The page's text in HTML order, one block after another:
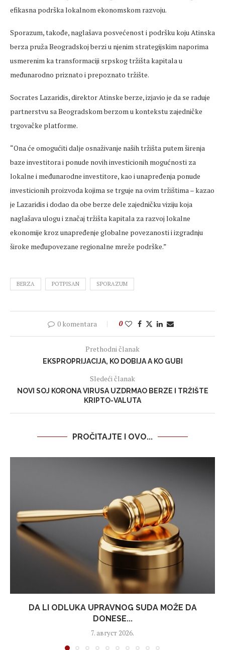
efikasna podrška lokalnom ekonomskom razvoju.
Sporazum, takođe, naglašava posvećenost i podršku koju Atinska
berza pruža Beogradskoj berzi u njenim strategijskim naporima
usmerenim ka transformaciji srpskog tržišta kapitala u
međunarodno priznato i prepoznato tržište.
Socrates Lazaridis, direktor Atinske berze, izjavio je da se raduje
partnerstvu sa Beogradskom berzom u kontekstu zajedničke
trgovačke platforme.
“Ona će omogućiti dalje osnaživanje naših tržišta putem širenja
baze investitora i ponude novih investicionih mogućnosti za
lokalne i međunarodne investitore, kao i unapređenja ponude
investicionih proizvoda kojima se trguje na ovim tržištima – kazao
je Lazaridis i dodao da obe berze dele zajedničku viziju koja
naglašava ulogu i značaj tržišta kapitala za razvoj lokalne
ekonomije kroz unapređenje globalne povezanosti i izgradnju
široke međupovezane regionalne mreže podrške.”
BERZA POTPISAN SPORAZUM
0 komentara 0
Prethodni članak
EKSPROPRIJACIJA, KO DOBIJA A KO GUBI
Sledeći članak
NOVI SOJ KORONA VIRUSA UZDRMAO BERZE I TRŽIŠTE
KRIPTO-VALUTA
PROČITAJTE I OVO...
DA LI ODLUKA UPRAVNOG SUDA MOŽE DA
DONESE...
7. август 2026.